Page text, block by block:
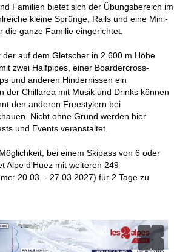
Familien bietet sich der Übungsbereich im
kleine Sprünge, Rails und eine Mini-
die ganze Familie eingerichtet.
der auf dem Gletscher in 2.600 m Höhe
zwei Halfpipes, einer Boardercross-
und anderen Hindernissen ein
der Chillarea mit Musik und Drinks können
den anderen Freestylern bei
Nicht ohne Grund werden hier
und Events veranstaltet.
bei einem Skipass von 6 oder
Alpe d'Huez mit weiteren 249
20.03. - 27.03.2027) für 2 Tage zu